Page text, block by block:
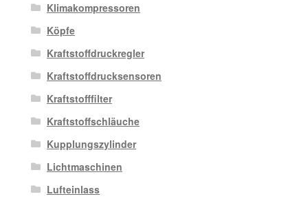
Klimakompressoren
Köpfe
Kraftstoffdruckregler
Kraftstoffdrucksensoren
Kraftstofffilter
Kraftstoffschläuche
Kupplungszylinder
Lichtmaschinen
Lufteinlass